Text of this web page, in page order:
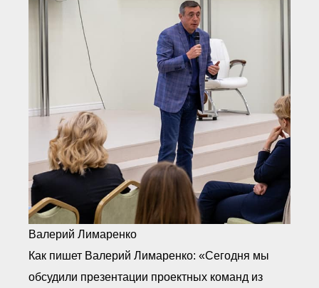
Орган надзора
Охрана труда
Видеоматериалы
Членство в НКО
Работа в Общественных советах
Законодательство РФ по
техническим регламентам
Повышение квалификации,
профессиональная
переподготовка
Валерий Лимаренко
Как пишет Валерий Лимаренко: «Сегодня мы
обсудили презентации проектных команд из